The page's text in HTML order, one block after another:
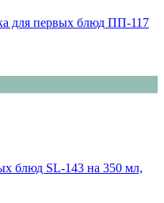
для первых блюд ПП-117